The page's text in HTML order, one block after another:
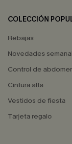
COLECCIÓN
Rebajas
Novedades
Control de
Cintura alta
Vestidos de fiesta
Tarjeta regalo